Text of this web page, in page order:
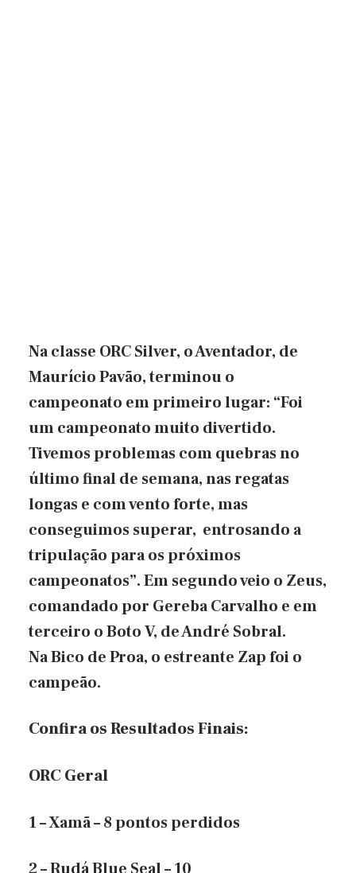
Na classe ORC Silver, o Aventador, de
Maurício Pavão, terminou o
campeonato em primeiro lugar: “Foi
um campeonato muito divertido.
Tivemos problemas com quebras no
último final de semana, nas regatas
longas e com vento forte, mas
conseguimos superar, entrosando a
tripulação para os próximos
campeonatos”. Em segundo veio o Zeus,
comandado por Gereba Carvalho e em
terceiro o Boto V, de André Sobral.
Na Bico de Proa, o estreante Zap foi o
campeão.
Confira os Resultados Finais:
ORC Geral
1 – Xamã – 8 pontos perdidos